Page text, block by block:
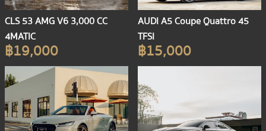
CLS 53 AMG V6 3,000 CC
4MATIC
฿19,000
AUDI A5 Coupe Quattro 45
TFSI
฿15,000